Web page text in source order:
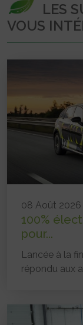
LES
VOUS
08 Août 2026
100%
pour...
Lancée à la
répondu aux